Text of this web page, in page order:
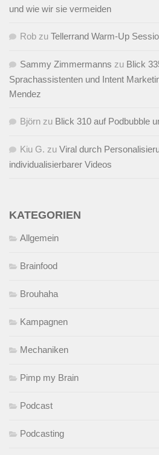
und wie wir sie vermeiden
Rob zu Tellerrand Warm-Up
Sammy Zimmermanns zu Blick
Sprachassistenten und Intent
Mendez
Björn zu Blick 310 auf Podbubble
Kiu G. zu Viral durch
individualisierbarer Videos
KATEGORIEN
Allgemein
Brainfood
Brouhaha
Kampagnen
Mechaniken
Pimp my Brain
Podcast
Podcasting